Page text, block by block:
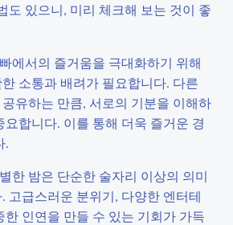
도 있으니, 미리 체크해 보는 것이 좋
에서의 즐거움을 극대화하기 위해
소통과 배려가 필요합니다. 다른
유하는 만큼, 서로의 기분을 이해하
요합니다. 이를 통해 더욱 즐거운 경
.
한 밤은 단순한 술자리 이상의 의미
고급스러운 분위기, 다양한 엔터테
한 인연을 만들 수 있는 기회가 가득